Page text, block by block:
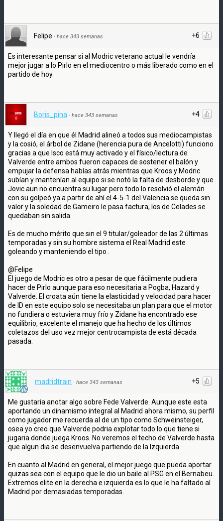
+6
Felipe · hace 343 semanas
Es interesante pensar si al Modric veterano actual le vendría
mejor jugar a lo Pirlo en el mediocentro o más liberado como en el
partido de hoy.
+4
Boris_pina · hace 343 semanas
Y llegó el día en que él Madrid alineó a todos sus mediocampistas
y la cosió, el árbol de Zidane (herencia pura de Ancelotti) funciono
gracias a que Isco está muy activado y el físico/lectura de
Valverde entre ambos fueron capaces de sostener el balón y
empujar la defensa habías atrás mientras que Kroos y Modric
subían y mantenían al equipo si se notó la falta de desborde y que
Jovic aun no encuentra su lugar pero todo lo resolvió el alemán
con su golpeó ya a partir de ahí el 4-5-1 del Valencia se queda sin
valor y la soledad de Gameiro le pasa factura, los de Celades se
quedaban sin salida.
Es de mucho mérito que sin el 9 titular/goleador de las 2 últimas
temporadas y sin su hombre sistema el Real Madrid este
goleando y manteniendo el tipo .
@Felipe
El juego de Modric es otro a pesar de que fácilmente pudiera
hacer de Pirlo aunque para eso necesitaria a Pogba, Hazard y
Valverde. El croata aún tiene la elasticidad y velocidad para hacer
de ID en este equipo solo se necesitaba un plan para que el motor
no fundiera o estuviera muy frío y Zidane ha encontrado ese
equilibrio, excelente el manejo que ha hecho de los últimos
coletazos del uso vez mejor centrocampista de está década
pasada.
+5
madridtrain · hace 343 semanas
Me gustaria anotar algo sobre Fede Valverde. Aunque este esta
aportando un dinamismo integral al Madrid ahora mismo, su perfil
como jugador me recuerda al de un tipo como Schweinsteiger,
osea yo creo que Valverde podria explotar todo lo que tiene si
jugaria donde juega Kroos. No veremos el techo de Valverde hasta
que algun dia se desenvuelva partiendo de la Izquierda.
En cuanto al Madrid en general, el mejor juego que pueda aportar
quizas sea con el equipo que le dio un baile al PSG en el Bernabeu.
Extremos elite en la derecha e izquierda es lo que le ha faltado al
Madrid por demasiadas temporadas.